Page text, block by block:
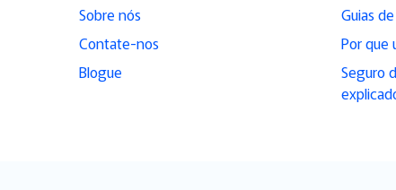
Sobre nós
Contate-nos
Blogue
Guias
Por que
Seguro